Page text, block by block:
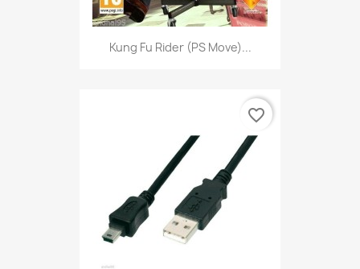
Kung Fu Rider (PS Move)...
favorite_border